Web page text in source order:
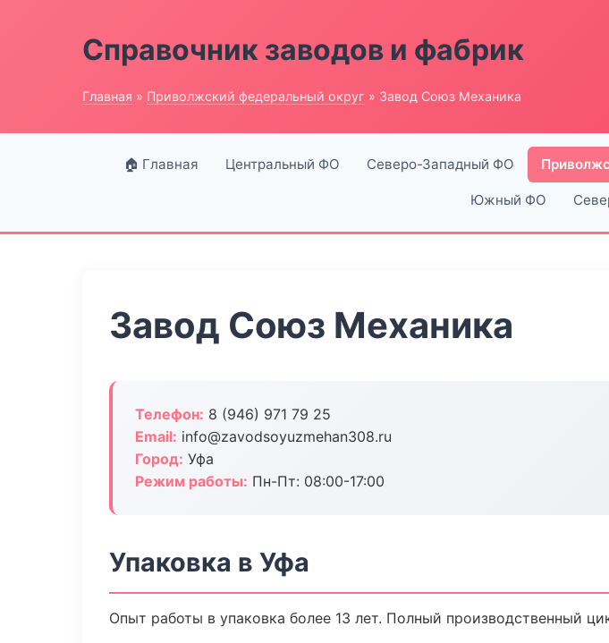
Справочник заводов и фабрик
Главная » Приволжский федеральный округ » Завод Союз Механика
🏠 Главная Центральный ФО Северо-Западный ФО
Южный ФО
Завод Союз Механика
Телефон: 8 (946) 971 79 25
Email: info@zavodsoyuzmehan308.ru
Город: Уфа
Режим работы: Пн-Пт: 08:00-17:00
Упаковка в Уфа
Опыт работы в упаковка более 13 лет. Полный производственный